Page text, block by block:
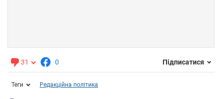
31 0 Підписатися
Теги Редакційна політика